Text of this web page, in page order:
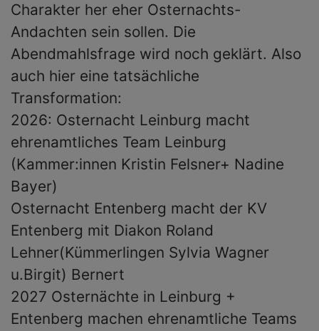
Charakter her eher Osternachts-
Andachten sein sollen. Die
Abendmahlsfrage wird noch geklärt. Also
auch hier eine tatsächliche
Transformation:
2026: Osternacht Leinburg macht
ehrenamtliches Team Leinburg
(Kammer:innen Kristin Felsner+ Nadine
Bayer)
Osternacht Entenberg macht der KV
Entenberg mit Diakon Roland
Lehner(Kümmerlingen Sylvia Wagner
u.Birgit) Bernert
2027 Osternächte in Leinburg +
Entenberg machen ehrenamtliche Teams